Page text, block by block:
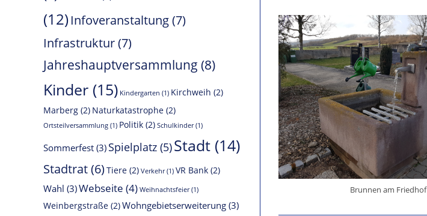
(12)Infoveranstaltung(7)
Infrastruktur(7)
Jahreshauptversammlung (8)
Kinder (15) Kindergarten (1) Kirchweih (2)
Marberg (2) Naturkatastrophe (2)
Ortsteilversammlung (1) Politik (2) Schulkinder(1)
Sommerfest(3)Spielplatz (5)Stadt (14)
Stadtrat(6)Tiere (2) Verkehr(1) VR Bank (2)
Wahl (3)Webseite (4) Weihnachtsfeier(1)
Weinbergstraße (2)Wohngebietserweiterung(3)
Brunnen am Friedhof